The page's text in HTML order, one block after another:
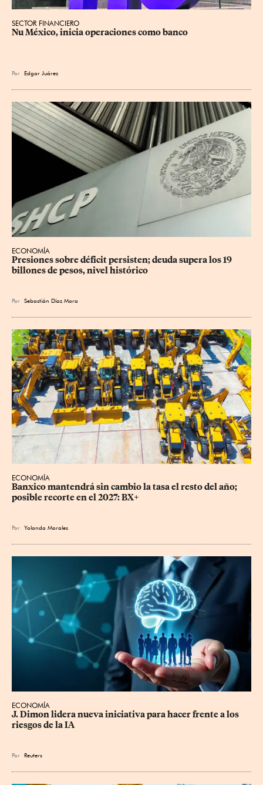
SECTOR FINANCIERO
Nu México, inicia operaciones como banco
Por Edgar Juárez
ECONOMÍA
Presiones sobre déficit persisten; deuda supera los 19
billones de pesos, nivel histórico
Por Sebastián Díaz Mora
ECONOMÍA
Banxico mantendrá sin cambio la tasa el resto del año;
posible recorte en el 2027: BX+
Por Yolanda Morales
ECONOMÍA
J. Dimon lidera nueva iniciativa para hacer frente a los
riesgos de la IA
Por Reuters